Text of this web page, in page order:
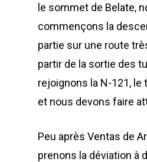
le sommet de Belate,
commençons la
partie sur une route
partir de la sortie des
rejoignons la N-121, le
et nous devons faire
Peu après Ventas de
prenons la déviation à